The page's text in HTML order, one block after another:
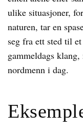
ulike situasjoner,
naturen, tar en
seg fra ett sted til
gammeldags
nordmenn i dag.